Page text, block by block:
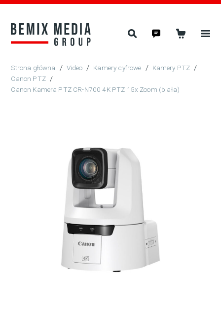
/ Video / Kamery cyfrowe / Kamery PTZ /
Canon PTZ/
Canon Kamera PTZ CR-N700 4K PTZ 15x Zoom (biała)